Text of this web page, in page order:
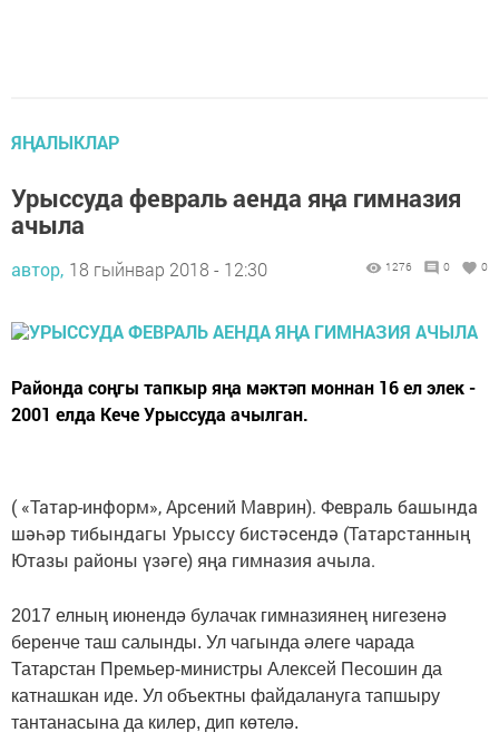
ЯҢАЛЫКЛАР
Урыссуда февраль аенда яңа гимназия
ачыла
автор, 18 гыйнвар 2018 - 12:30 1276 0 0
Районда соңгы тапкыр яңа мәктәп моннан 16 ел элек -
2001 елда Кече Урыссуда ачылган.
( «Татар-информ», Арсений Маврин). Февраль башында
шәһәр тибындагы Урыссу бистәсендә (Татарстанның
Ютазы районы үзәге) яңа гимназия ачыла.
2017 елның июнендә булачак гимназиянең нигезенә
беренче таш салынды. Ул чагында әлеге чарада
Татарстан Премьер-министры Алексей Песошин да
катнашкан иде. Ул объектны файдалануга тапшыру
тантанасына да килер, дип көтелә.